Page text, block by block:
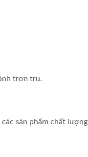
trơn tru.
sản phẩm chất lượng